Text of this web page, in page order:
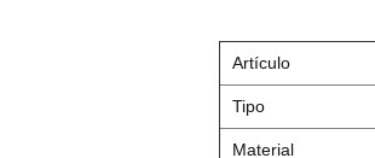
Artículo
Tipo
Material